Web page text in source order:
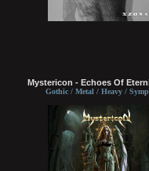
Mystericon - Echoes Of
Gothic / Metal / Heavy /